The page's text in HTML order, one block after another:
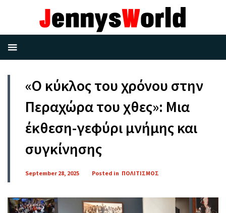
«Ο κύκλος του χρόνου στην
Περαχώρα του χθες»: Μια
έκθεση-γεφύρι μνήμης και
συγκίνησης
September 28, 2025 Posted in ΠΟΛΙΤΙΣΜΟΣ